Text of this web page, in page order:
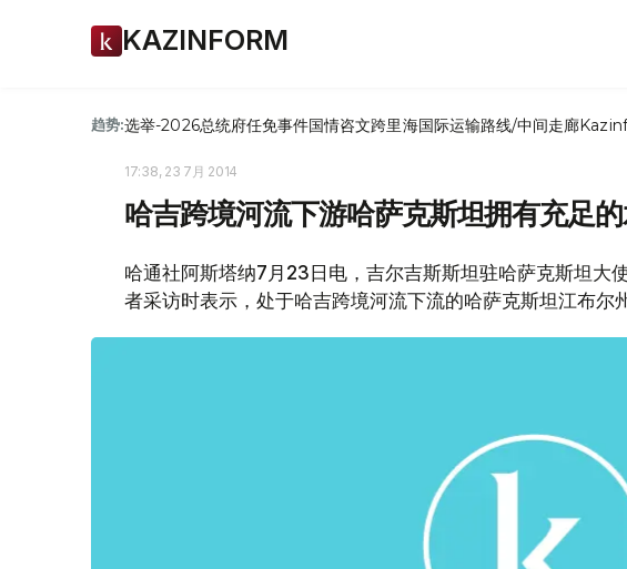
KAZINFORM
趋势:选举-2026总统府任免事件国情咨文跨里海国际运输路线/中间走廊
17:38, 23 7月 2014
哈吉跨境河流下游哈萨克斯坦拥有充足
哈通社阿斯塔纳7月23日电，吉尔吉斯斯坦驻哈萨克斯坦大
者采访时表示，处于哈吉跨境河流下流的哈萨克斯坦江布尔